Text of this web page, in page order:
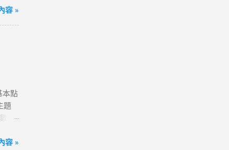
案；
💰
看
、
認
表
11
容 »
本點
題
回
滿
容 »